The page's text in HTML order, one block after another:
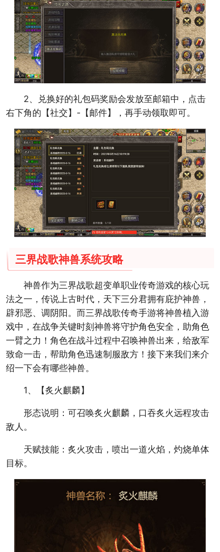
2、兑换好的礼包码奖励会发放至邮箱中，点击
右下角的【社交】-【邮件】，再手动领取即可。
三界战歌神兽系统攻略
神兽作为三界战歌超变单职业传奇游戏的核心玩
法之一，传说上古时代，天下三分君拥有庇护神兽，
辟邪恶、调阴阳。而三界战歌传奇手游将神兽植入游
戏中，在战争关键时刻神兽将守护角色安全，助角色
一臂之力！角色在战斗过程中召唤神兽出来，给敌军
致命一击，帮助角色迅速制服敌方！接下来我们来介
绍一下会有哪些神兽。
1、【炙火麒麟】
形态说明：可召唤炙火麒麟，口吞炙火远程攻击
敌人。
天赋技能：炙火攻击，喷出一道火焰，灼烧单体
目标。